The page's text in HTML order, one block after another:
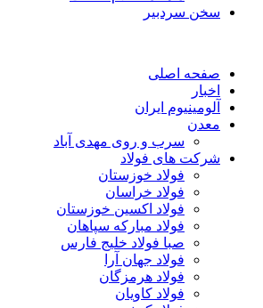
سخن سردبیر
صفحه اصلی
اخبار
آلومینیوم ایران
معدن
سرب و روی مهدی آباد
شرکت های فولاد
فولاد خوزستان
فولاد خراسان
فولاد اکسین خوزستان
فولاد مبارکه سپاهان
صبا فولاد خلیج فارس
فولاد جهان آرا
فولاد هرمزگان
فولاد کاویان